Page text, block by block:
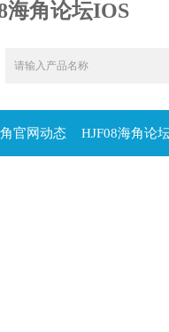
海角论坛IOS
官网动态 HJF08海角论